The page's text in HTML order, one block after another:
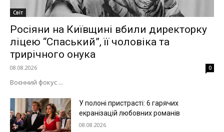
Світ
Росіяни на Київщині вбили директорку
ліцею “Спаський”, її чоловіка та
трирічного онука
08.08.2026 0
Воєнний фокус ...
У полоні пристрасті: 6 гарячих
екранізацій любовних романів
08.08.2026